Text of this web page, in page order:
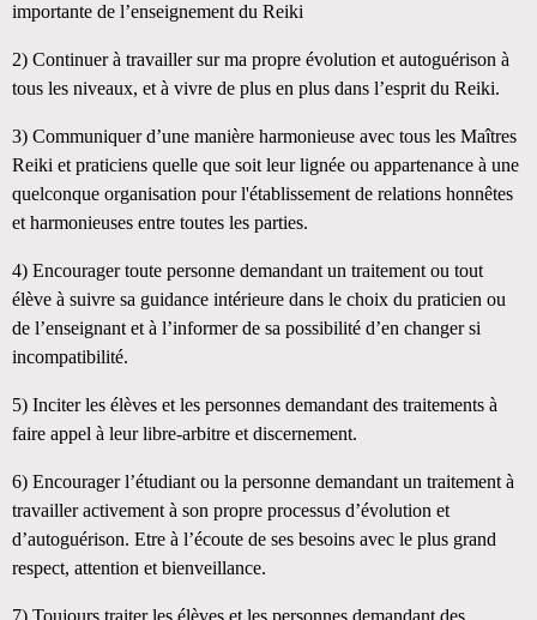
importante de l’enseignement du Reiki
2) Continuer à travailler sur ma propre évolution et autoguérison à
tous les niveaux, et à vivre de plus en plus dans l’esprit du Reiki.
3) Communiquer d’une manière harmonieuse avec tous les Maîtres
Reiki et praticiens quelle que soit leur lignée ou appartenance à une
quelconque organisation pour l'établissement de relations honnêtes
et harmonieuses entre toutes les parties.
4) Encourager toute personne demandant un traitement ou tout
élève à suivre sa guidance intérieure dans le choix du praticien ou
de l’enseignant et à l’informer de sa possibilité d’en changer si
incompatibilité.
5) Inciter les élèves et les personnes demandant des traitements à
faire appel à leur libre-arbitre et discernement.
6) Encourager l’étudiant ou la personne demandant un traitement à
travailler activement à son propre processus d’évolution et
d’autoguérison. Etre à l’écoute de ses besoins avec le plus grand
respect, attention et bienveillance.
7) Toujours traiter les élèves et les personnes demandant des